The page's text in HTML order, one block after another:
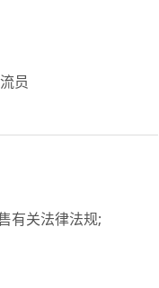
员
有关法律法规;